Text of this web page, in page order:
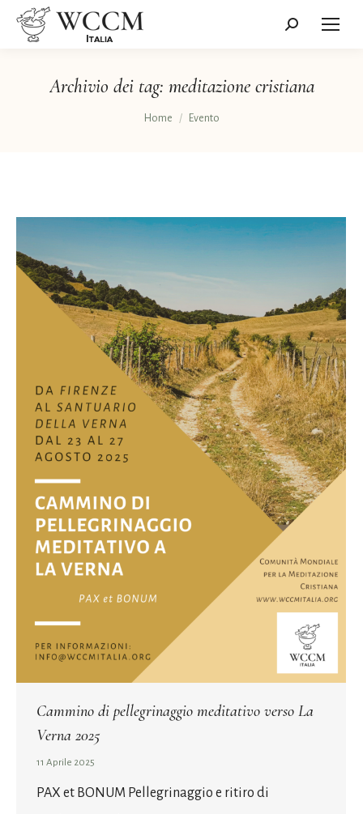
Cerca:
Archivio dei tag: meditazione cristiana
Tu sei qui:
Home Evento
Cammino di pellegrinaggio meditativo verso La
Verna 2025
11 Aprile 2025
PAX et BONUM Pellegrinaggio e ritiro di